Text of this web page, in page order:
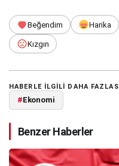
Beğendim Harika
Kızgın
HABERLE ILGILI DAHA FAZLASI
#Ekonomi
Benzer Haberler